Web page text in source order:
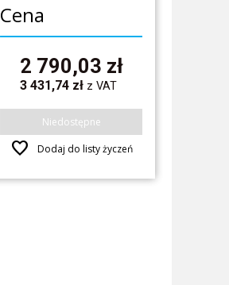
Cena
2 790,03 zł
3 431,74zł z VAT
Niedostępne
favorite Dodaj do listy życzeń